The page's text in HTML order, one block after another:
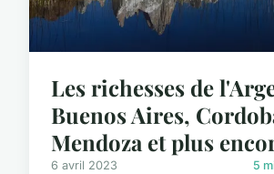
Les richesses de
Buenos Aires,
Mendoza et plus
6 avril 2023 5